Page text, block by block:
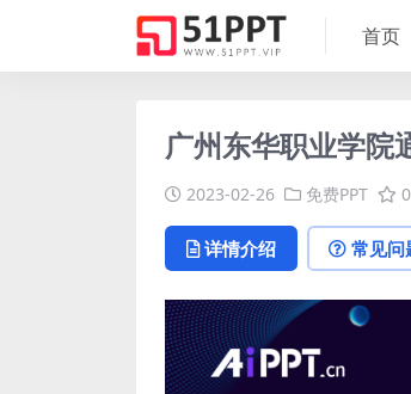
首页
广州东华职业学院
2023-02-26 免费PPT 0
详情介绍 常见问